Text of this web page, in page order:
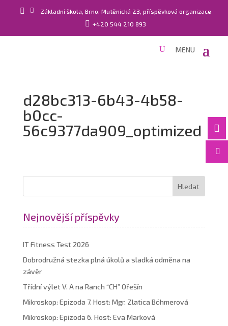
  Základní škola, Brno, Mutěnická 23, příspěvková organizace
 +420 544 210 893


d28bc313-6b43-4b58-
b0cc-
56c9377da909_optimized
Nejnovější příspěvky
IT Fitness Test 2026
Dobrodružná stezka plná úkolů a sladká odměna na
závěr
Třídní výlet V. A na Ranch “CH” Ořešín
Mikroskop: Epizoda 7. Host: Mgr. Zlatica Böhmerová
Mikroskop: Epizoda 6. Host: Eva Marková